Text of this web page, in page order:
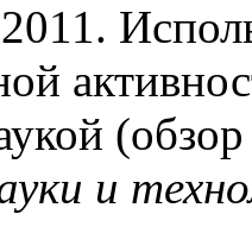
и